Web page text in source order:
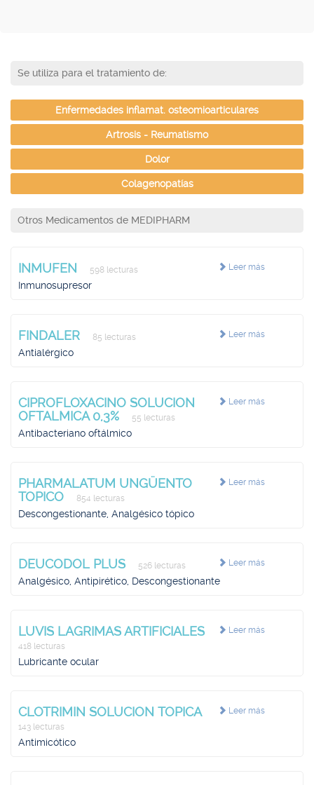
Se utiliza para el tratamiento de:
Enfermedades inflamat. osteomioarticulares
Artrosis - Reumatismo
Dolor
Colagenopatías
Otros Medicamentos de MEDIPHARM
Leer más
INMUFEN 598 lecturas
Inmunosupresor
Leer más
FINDALER 85 lecturas
Antialérgico
Leer más
CIPROFLOXACINO SOLUCION
OFTALMICA 0,3%
55 lecturas
Antibacteriano oftálmico
Leer más
PHARMALATUM UNGÜENTO
TOPICO
854 lecturas
Descongestionante, Analgésico tópico
Leer más
DEUCODOL PLUS 526 lecturas
Analgésico, Antipirético, Descongestionante
Leer más
LUVIS LAGRIMAS ARTIFICIALES
418 lecturas
Lubricante ocular
Leer más
CLOTRIMIN SOLUCION TOPICA
143 lecturas
Antimicótico